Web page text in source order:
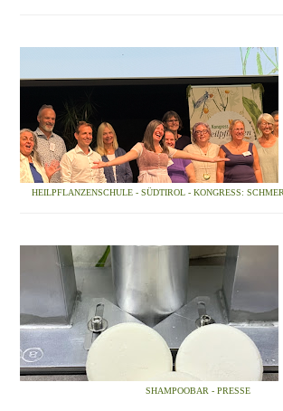
HEILPFLANZENSCHULE - SÜDTIROL - KONGRESS:
SHAMPOOBAR - PRESSE